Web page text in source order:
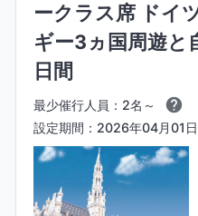
ークラス席 ドイ
ギー3ヵ国周遊と
日間
最少催行人員：2名～
設定期間：2026年04月01